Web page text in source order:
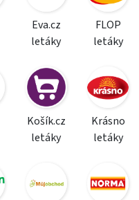
Eva.cz
letáky
FLOP
letáky
Košík.cz
letáky
Krásno
letáky